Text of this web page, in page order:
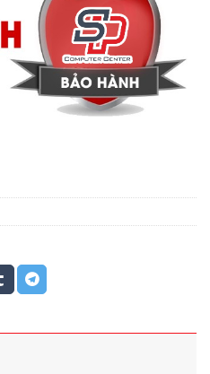
700,000 ₫.